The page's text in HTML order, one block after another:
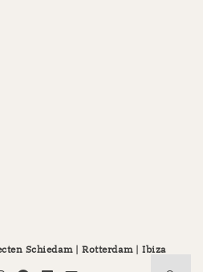
Schiedam | Rotterdam | Ibiza